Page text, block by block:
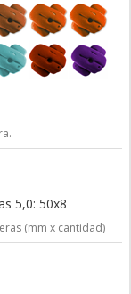
5,0: 50x8
(mm x cantidad)